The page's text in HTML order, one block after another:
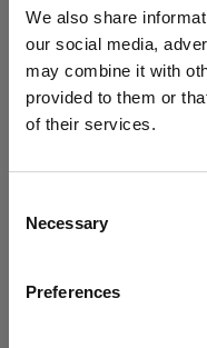
We also share
our social media,
may combine it with
provided to them or
of their services.
Selection
Necessary
Preferences
¿Quieres
RFi Softbox